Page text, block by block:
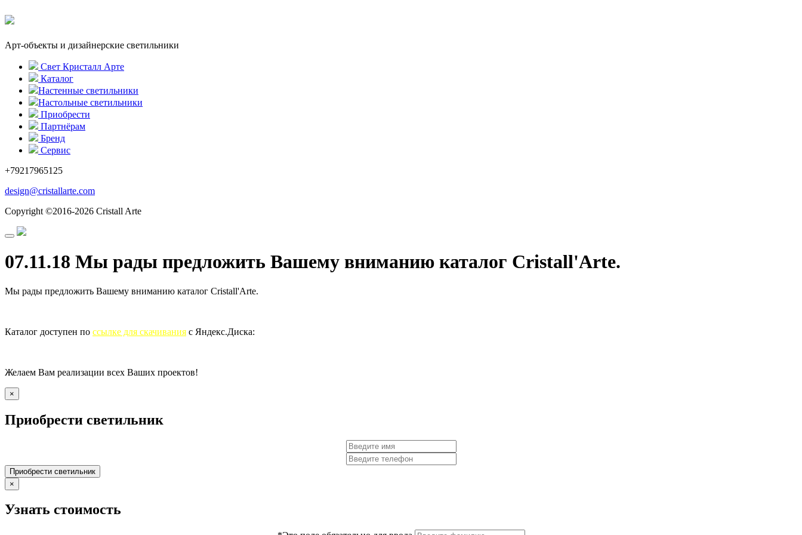
Арт-объекты и дизайнерские светильники
Свет Кристалл Арте
Каталог
Настенные светильники
Настольные светильники
Приобрести
Партнёрам
Бренд
Сервис
+79217965125
design@cristallarte.com
Copyright ©2016-2026 Cristall Arte
07.11.18 Мы рады предложить Вашему вниманию каталог Cristall'Arte.
Мы рады предложить Вашему вниманию каталог Cristall'Arte.
Каталог доступен по ссылке для скачивания с Яндекс.Диска:
Желаем Вам реализации всех Ваших проектов!
×
Приобрести светильник
Приобрести светильник
×
Узнать стоимость